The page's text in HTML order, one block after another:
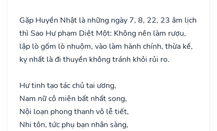
Gặp Huyền Nhật là những ngày 7, 8, 22, 23 âm lịch
thì Sao Hư phạm Diệt Một: Không nên làm rượu,
lập lò gốm lò nhuộm, vào làm hành chính, thừa kế,
kỵ nhất là đi thuyền không tránh khỏi rủi ro.
Hư tinh tạo tác chủ tai ương,
Nam nữ cô miên bất nhất song,
Nội loạn phong thanh vô lễ tiết,
Nhi tôn, tức phụ bạn nhân sàng,